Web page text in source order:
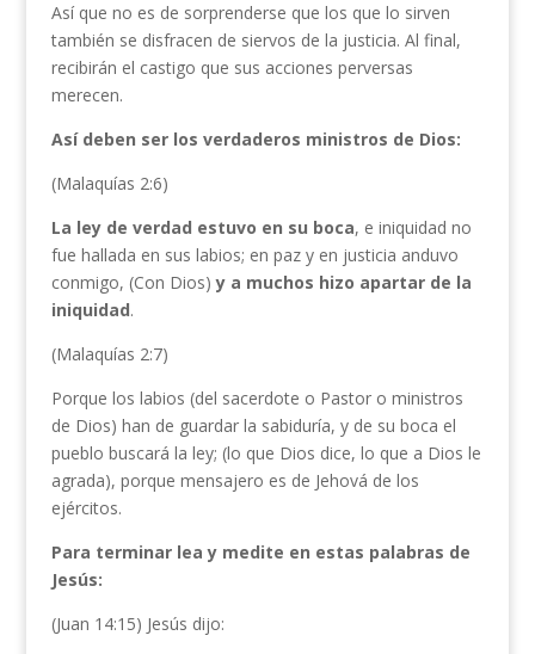
Así que no es de sorprenderse que los que lo sirven
también se disfracen de siervos de la justicia. Al final,
recibirán el castigo que sus acciones perversas
merecen.
Así deben ser los verdaderos ministros de Dios:
(Malaquías 2:6)
La ley de verdad estuvo en su boca, e iniquidad no
fue hallada en sus labios; en paz y en justicia anduvo
conmigo, (Con Dios)y a muchos hizo apartar de la
iniquidad.
(Malaquías 2:7)
Porque los labios (del sacerdote o Pastor o ministros
de Dios) han de guardar la sabiduría, y de su boca el
pueblo buscará la ley; (lo que Dios dice, lo que a Dios le
agrada), porque mensajero es de Jehová de los
ejércitos.
Para terminar lea y medite en estas palabras de
Jesús:
(Juan 14:15) Jesús dijo: